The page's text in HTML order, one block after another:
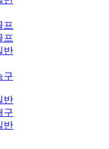
프
프
반
구
반
구
반